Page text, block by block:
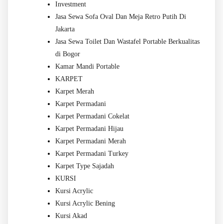
Investment
Jasa Sewa Sofa Oval Dan Meja Retro Putih Di
Jakarta
Jasa Sewa Toilet Dan Wastafel Portable Berkualitas
di Bogor
Kamar Mandi Portable
KARPET
Karpet Merah
Karpet Permadani
Karpet Permadani Cokelat
Karpet Permadani Hijau
Karpet Permadani Merah
Karpet Permadani Turkey
Karpet Type Sajadah
KURSI
Kursi Acrylic
Kursi Acrylic Bening
Kursi Akad